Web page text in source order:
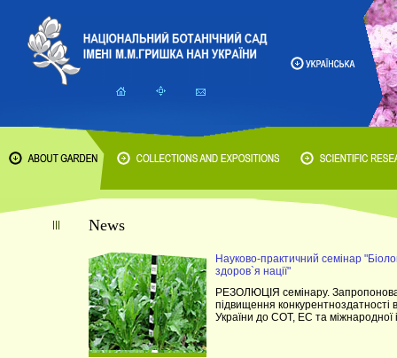
News
Науково-практичний семінар
здоров`я нації"
РЕЗОЛЮЦІЯ семінару.
підвищення конкурентноздатності
України до СОТ, ЕС та міжнародної